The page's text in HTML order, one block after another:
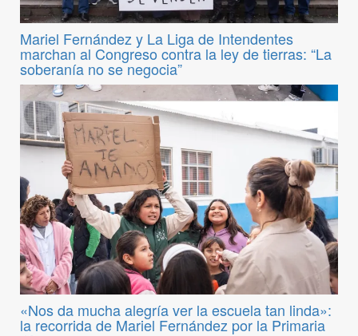
Mariel Fernández y La Liga de Intendentes
marchan al Congreso contra la ley de tierras: “La
soberanía no se negocia”
«Nos da mucha alegría ver la escuela tan linda»:
la recorrida de Mariel Fernández por la Primaria